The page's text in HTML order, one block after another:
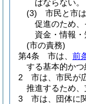
ばならない。
(3)
市民と市
促進のため
資金・情報・
(市の責務)
第4条
市は、 前
する基本的かつ
2
市は、市民が
推進するため、
3
市は、団体に